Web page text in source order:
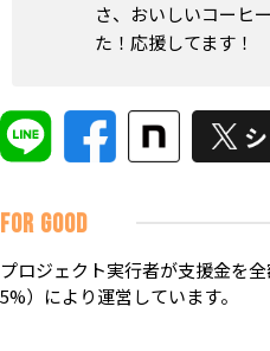
さ、おいしいコーヒ
た！応援してます！
FOR GOOD
プロジェクト実行者が支援金を
5%）により運営しています。